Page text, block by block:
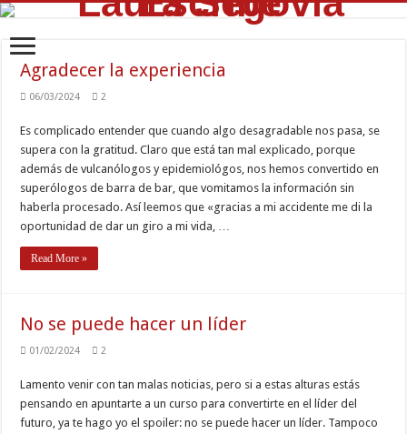
Agradecer la experiencia
06/03/2024 2
Es complicado entender que cuando algo desagradable nos pasa, se
supera con la gratitud. Claro que está tan mal explicado, porque
además de vulcanólogos y epidemiológos, nos hemos convertido en
superólogos de barra de bar, que vomitamos la información sin
haberla procesado. Así leemos que «gracias a mi accidente me di la
oportunidad de dar un giro a mi vida, …
Read More »
No se puede hacer un líder
01/02/2024 2
Lamento venir con tan malas noticias, pero si a estas alturas estás
pensando en apuntarte a un curso para convertirte en el líder del
futuro, ya te hago yo el spoiler: no se puede hacer un líder. Tampoco